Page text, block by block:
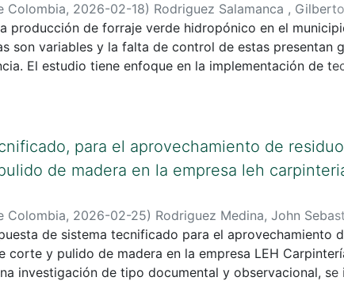
Colombia, 2026-02-18) Rodriguez Salamanca , Gilberto
Henry
producción de forraje verde hidropónico en el
son variables y la falta de control de estas presentan
El estudio tiene enfoque en la implementación de
de variables como la temperatura, de esta forma
para el aprovechamiento de
de madera en la empresa leh
Colombia, 2026-02-25) Rodriguez Medina, John
, Diana Jazmín
de sistema tecnificado para el aprovechamiento
corte y pulido de madera en la empresa LEH
investigación de tipo documental y observacional, se